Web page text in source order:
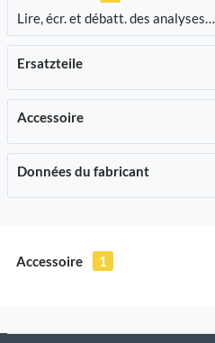
Lire, écr. et débatt. des analyses…
Ersatzteile
Accessoire
Données du fabricant
Accessoire 1